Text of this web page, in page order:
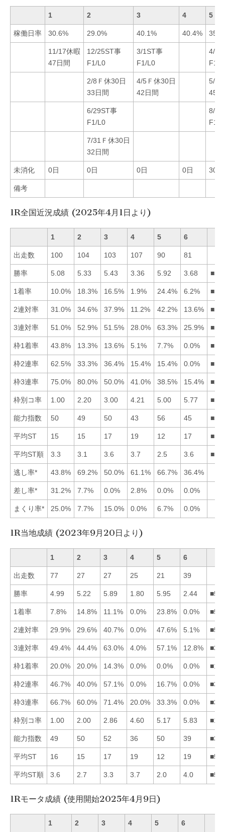
1 2 3 4 5
稼働日率 30.6% 29.0% 40.1% 40.4%
11/17休暇
47日間
12/25ST事
F1/L0
3/1ST事
F1/L0
4/
F1/
2/8Ｆ休30日
33日間
4/5Ｆ休30日
42日間
5/9
45
6/29ST事
F1/L0
8/
F1/
7/31Ｆ休30日
32日間
未消化 0日 0日 0日 0日 30日
備考
1R全国近況成績 (2025年4月1日より)
1 2 3 4 5 6
出走数 100 104 103 107 90 81
勝率 5.08 5.33 5.43 3.36 5.92 3.68
1着率 10.0% 18.3% 16.5% 1.9% 24.4% 6.2%
2連対率 31.0% 34.6% 37.9% 11.2% 42.2% 13.6%
3連対率 51.0% 52.9% 51.5% 28.0% 63.3% 25.9%
枠1着率 43.8% 13.3% 13.6% 5.1% 7.7% 0.0%
枠2連率 62.5% 33.3% 36.4% 15.4% 15.4% 0.0%
枠3連率 75.0% 80.0% 50.0% 41.0% 38.5% 15.4%
枠別コ率 1.00 2.20 3.00 4.21 5.00 5.77
能力指数 50 49 50 43 56 45
平均ST 15 15 17 19 12 17
平均ST順 3.3 3.1 3.6 3.7 2.5 3.6
逃し率* 43.8% 69.2% 50.0% 61.1% 66.7% 36.4%
差し率* 31.2% 7.7% 0.0% 2.8% 0.0% 0.0%
まくり率* 25.0% 7.7% 15.0% 0.0% 6.7% 0.0%
1R当地成績 (2023年9月20日より)
1 2 3 4 5 6
出走数 77 27 27 25 21 39
勝率 4.99 5.22 5.89 1.80 5.95 2.44
1着率 7.8% 14.8% 11.1% 0.0% 23.8% 0.0%
2連対率 29.9% 29.6% 40.7% 0.0% 47.6% 5.1%
3連対率 49.4% 44.4% 63.0% 4.0% 57.1% 12.8%
枠1着率 20.0% 20.0% 14.3% 0.0% 0.0% 0.0%
枠2連率 46.7% 40.0% 57.1% 0.0% 16.7% 0.0%
枠3連率 66.7% 60.0% 71.4% 20.0% 33.3% 0.0%
枠別コ率 1.00 2.00 2.86 4.60 5.17 5.83
能力指数 49 50 52 36 50 39
平均ST 16 15 17 19 12 19
平均ST順 3.6 2.7 3.3 3.7 2.0 4.0
1Rモータ成績 (使用開始2025年4月9日)
1 2 3 4 5 6